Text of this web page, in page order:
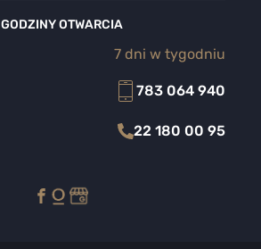
GODZINY OTWARCIA
7 dni w tygodniu
783 064 940
22 180 00 95